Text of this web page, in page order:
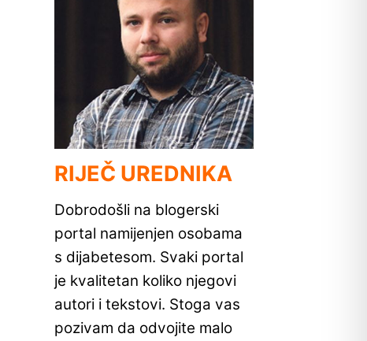
RIJEČ UREDNIKA
Dobrodošli na blogerski
portal namijenjen osobama
s dijabetesom. Svaki portal
je kvalitetan koliko njegovi
autori i tekstovi. Stoga vas
pozivam da odvojite malo